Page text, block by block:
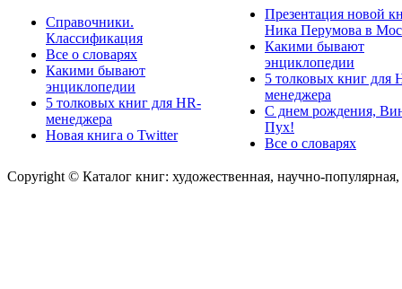
Справочники.
Классификация
Все о словарях
Какими бывают
энциклопедии
5 толковых книг для HR-
менеджера
Новая книга о Twitter
Презентация новой
Ника Перумова в
Какими бывают
энциклопедии
5 толковых книг для
менеджера
С днем рождения,
Пух!
Все о словарях
Copyright © Каталог книг: художественная, научно-